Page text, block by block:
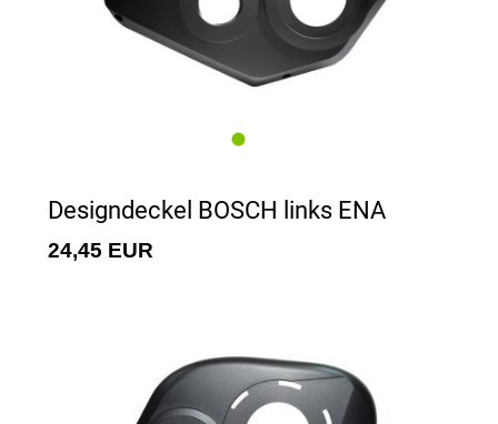
Designdeckel BOSCH links ENA
24,45 EUR